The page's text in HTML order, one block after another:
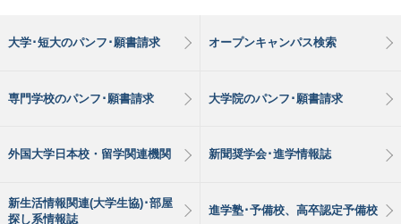
大学･短大のパンフ･願書請求 オープンキャンパス検索
専門学校のパンフ･願書請求 大学院のパンフ･願書請求
外国大学日本校・留学関連機関 新聞奨学会･進学情報誌
新生活情報関連(大学生協)･部屋
探し系情報誌
進学塾･予備校、高卒認定予備校